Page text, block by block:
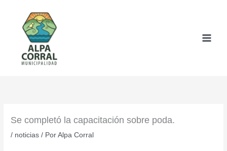
contenido
Se completó la capacitación sobre poda.
/ noticias / PorAlpa Corral